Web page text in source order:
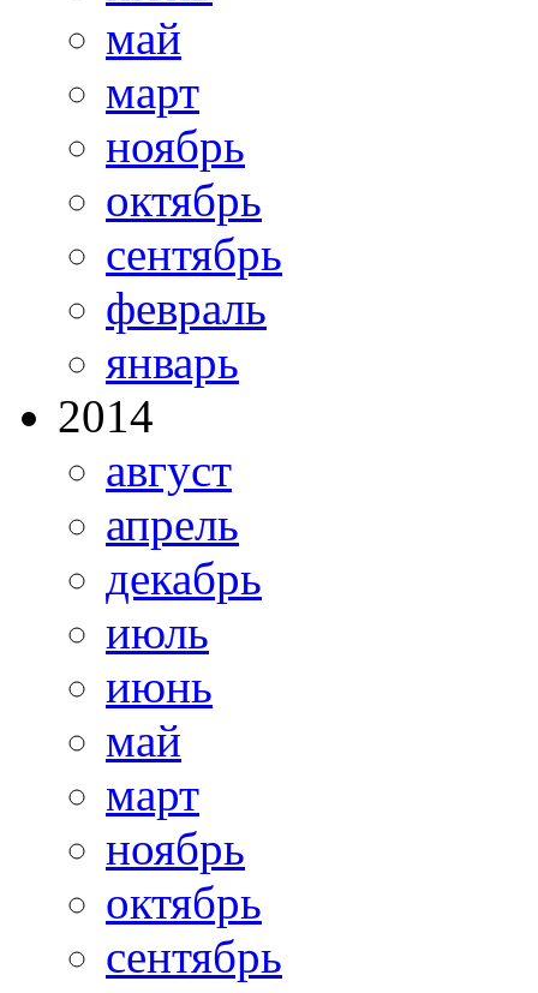
май
март
ноябрь
октябрь
сентябрь
февраль
январь
2014
август
апрель
декабрь
июль
июнь
май
март
ноябрь
октябрь
сентябрь